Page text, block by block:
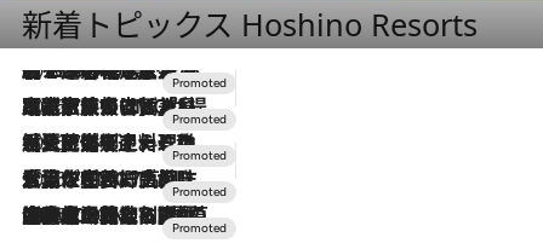
新着トピックス Hoshino Resorts
2026.8.7
【トンボの足水浴】ヒノキの香りに包まれて涼感マックス！約13℃の湧水かけ流しを避暑地「星野温泉 トンボの湯」で体験
2026.7.31
【ホテル帰省】という選択肢をOMOが提案。家族とほどよい距離を保つには「昼は実家、夜は気兼ねなくホテルで！」
2026.7.24
【夏限定ディナーコース】旬を迎える稚鮎や花ズッキーニなどをイタリア・トスカーナの郷土料理の手法で満喫！
2026.7.17
「土佐和ハーブかき氷」がOMO7高知に登場！生姜、山椒、大葉など目にも舌にも涼を呼ぶ郷土の味
2026.7.10
NEW OPEN！【界 草津】名湯の地に誕生。趣の異なる2種の温泉と上州ならではの会席・蕎麦割烹など美食を味わう究極の癒やし旅